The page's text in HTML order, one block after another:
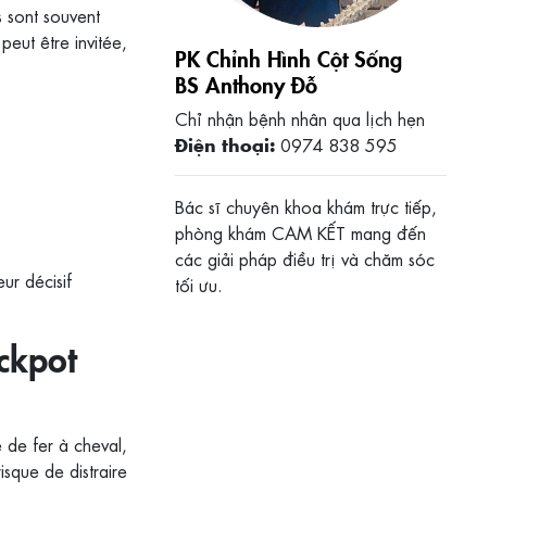
souvent
être invitée,
décisif
de fer à cheval,
de distraire
PK Chỉnh Hình Cột Sống
BS Anthony Đỗ
Chỉ nhận bệnh nhân qua lịch hẹn
Điện thoại: 0974 838 595
Bác sĩ chuyên khoa khám trực tiếp,
phòng khám CAM KẾT mang đến
các giải pháp điều trị và chăm sóc
tối ưu.